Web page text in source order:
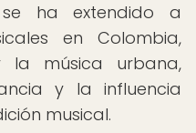
ha extendido a
en Colombia,
la música urbana,
y la influencia
musical.